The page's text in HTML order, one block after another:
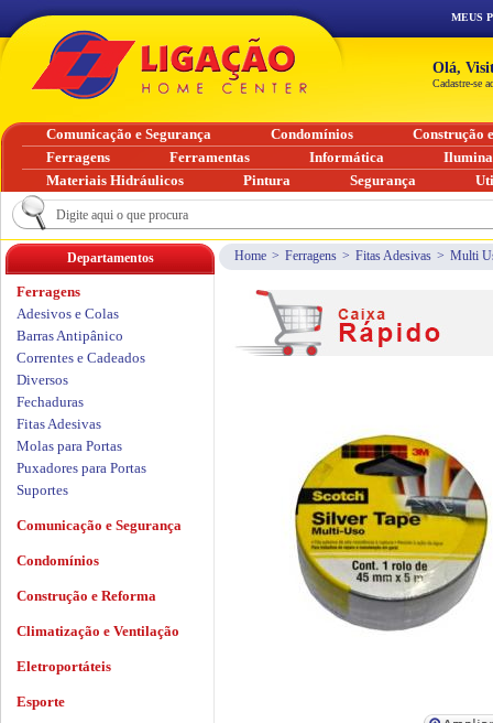
Home > Ferragens > Fitas Adesivas > Multi
Departamentos
Ferragens
Adesivos e Colas
Barras Antipânico
Correntes e Cadeados
Diversos
Fechaduras
Fitas Adesivas
Molas para Portas
Puxadores para Portas
Suportes
Comunicação e Segurança
Condomínios
Construção e Reforma
Climatização e Ventilação
Eletroportáteis
Esporte
MEUS
Olá,
Cadastre-se
Comunicação e Segurança Condomínios
Construção
Ferragens
Ferramentas Informática
Materiais Hidráulicos
Pintura Segurança